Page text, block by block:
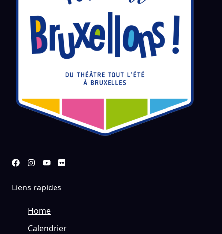
Liens rapides
Home
Calendrier